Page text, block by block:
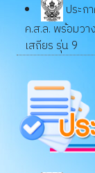
ประก
ค.ส.ล. พร้อมว
เสถียร รุ่น 9